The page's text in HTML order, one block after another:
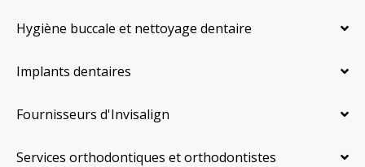
Hygiène buccale et nettoyage dentaire
Implants dentaires
Fournisseurs d'Invisalign
Services orthodontiques et orthodontistes